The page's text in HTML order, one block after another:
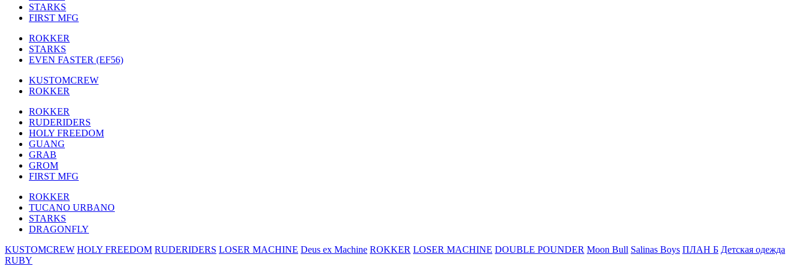
STARKS
FIRST MFG
ROKKER
STARKS
EVEN FASTER (EF56)
KUSTOMCREW
ROKKER
ROKKER
RUDERIDERS
HOLY FREEDOM
GUANG
GRAB
GROM
FIRST MFG
ROKKER
TUCANO URBANO
STARKS
DRAGONFLY
KUSTOMCREW HOLY FREEDOM RUDERIDERS LOSER MACHINE Deus ex Machine ROKKER LOSER MACHINE DOUBLE POUNDER Moon Bull Salinas Boys ПЛАН Б Детская одежда
RUBY